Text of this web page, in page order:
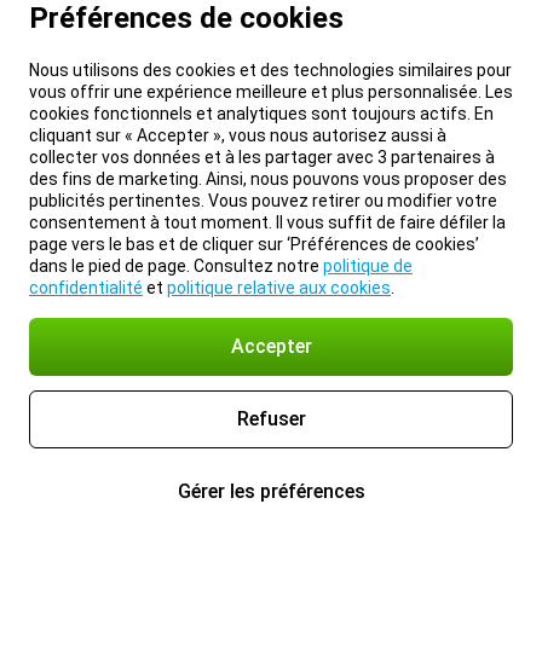
Préférences de cookies
Nous utilisons des cookies et des technologies similaires pour
vous offrir une expérience meilleure et plus personnalisée. Les
cookies fonctionnels et analytiques sont toujours actifs. En
cliquant sur « Accepter », vous nous autorisez aussi à
collecter vos données et à les partager avec 3 partenaires à
des fins de marketing. Ainsi, nous pouvons vous proposer des
publicités pertinentes. Vous pouvez retirer ou modifier votre
consentement à tout moment. Il vous suffit de faire défiler la
page vers le bas et de cliquer sur ‘Préférences de cookies’
dans le pied de page. Consultez notre politique de
confidentialité et politique relative aux cookies
Accepter
Refuser
Gérer les préférences